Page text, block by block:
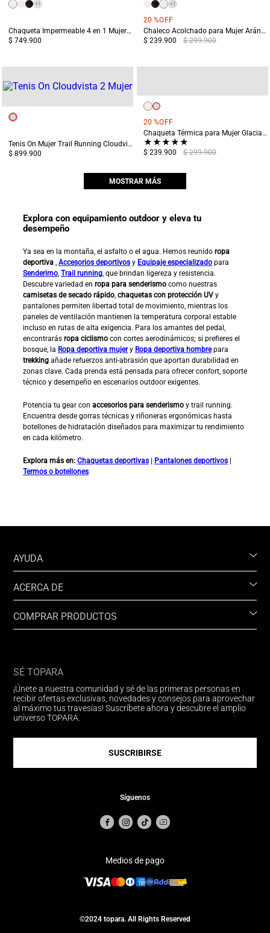
+1
Chaqueta Impermeable 4 en 1 Mujer Chingaza Beige
$ 749.900
+1
20 %OFF
Chaleco Acolchado para Mujer Aránzazu Blanco
$ 239.900
$ 299.900
Tenis On Mujer Trail Running Cloudvista 2 Blanco/Morado
$ 899.900
20 %OFF
Chaqueta Térmica para Mujer Glaciares Blanco
★★★★★
$ 239.900 $ 299.900
MOSTRAR MÁS
Explora con equipamiento outdoor y eleva tu
desempeño
Ya sea en la montaña, el asfalto o el agua. Hemos reunido ropa
deportiva , Accesorios deportivos y Equipaje especializado para
Senderimo, Trail running, que brindan ligereza y resistencia.
Descubre variedad en ropa para senderismo como nuestras
camisetas de secado rápido, chaquetas con protección UV y
pantalones permiten libertad total de movimiento, mientras los
paneles de ventilación mantienen la temperatura corporal estable
incluso en rutas de alta exigencia. Para los amantes del pedal,
encontrarás ropa ciclismo con cortes aerodinámicos; si prefieres el
bosque, la Ropa deportiva mujery Ropa deportiva hombrepara
trekking añade refuerzos anti-abrasión que aportan durabilidad en
zonas clave. Cada prenda está pensada para ofrecer confort, soporte
técnico y desempeño en escenarios outdoor exigentes.
Potencia tu gear con accesorios para senderismo y trail running.
Encuentra desde gorras técnicas y riñoneras ergonómicas hasta
botellones de hidratación diseñados para maximizar tu rendimiento
en cada kilómetro.
Explora más en: Chaquetas deportivas Pantalones deportivos
Termos o botellones
AYUDA
ACERCA DE
COMPRAR PRODUCTOS
SÉ TOPARA
¡Únete a nuestra comunidad y sé de las primeras personas en
recibir ofertas exclusivas, novedades y consejos para aprovechar
al máximo tus travesías! Suscríbete ahora y descubre el amplio
universo TOPARA.
SUSCRIBIRSE
Síguenos
Medios de pago
©2024 topara. All Rights Reserved